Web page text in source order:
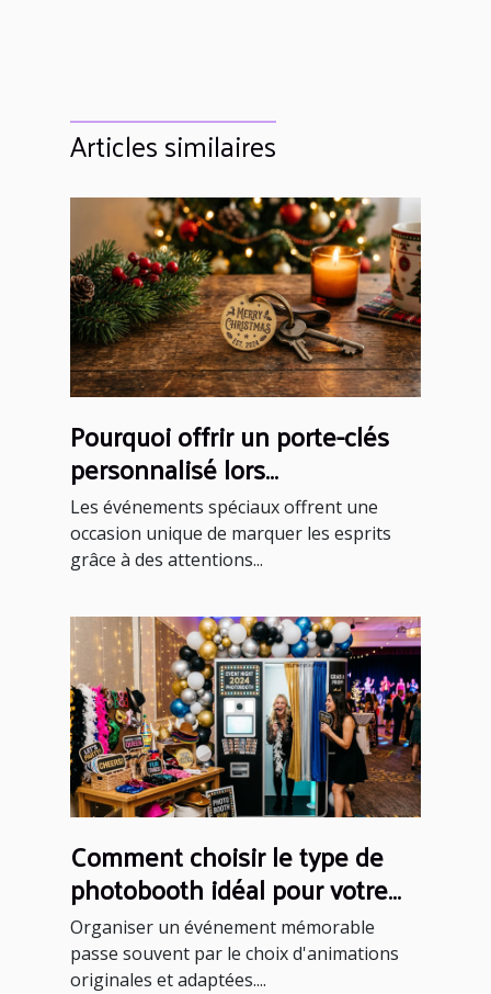
Articles similaires
Pourquoi offrir un porte-clés
personnalisé lors
d'événements spéciaux ?
Les événements spéciaux offrent une
occasion unique de marquer les esprits
grâce à des attentions...
Comment choisir le type de
photobooth idéal pour votre
événement ?
Organiser un événement mémorable
passe souvent par le choix d'animations
originales et adaptées....